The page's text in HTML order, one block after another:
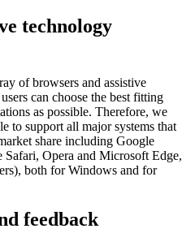
technology
of browsers and assistive
can choose the best fitting
as possible. Therefore, we
to support all major systems that
share including Google
Opera and Microsoft Edge,
both for Windows and for
feedback